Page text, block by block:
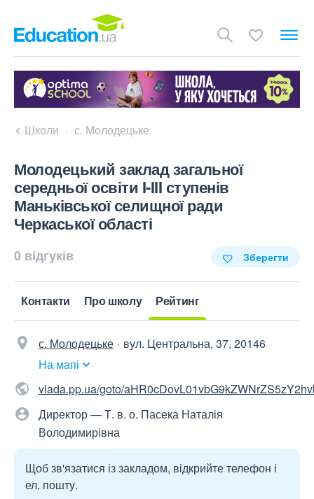
Школи с. Молодецьке
Молодецький заклад загальної
середньої освіти I-III ступенів
Маньківської селищної ради
Черкаської області
0 відгуків Зберегти
Контакти Про школу Рейтинг
с. Молодецьке
вул. Центральна, 37, 20146
На мапі
vlada.pp.ua/goto/
Директор — Т. в. о. Пасека Наталія
Володимирівна
Щоб зв'язатися із закладом, відкрийте телефон і
ел. пошту.